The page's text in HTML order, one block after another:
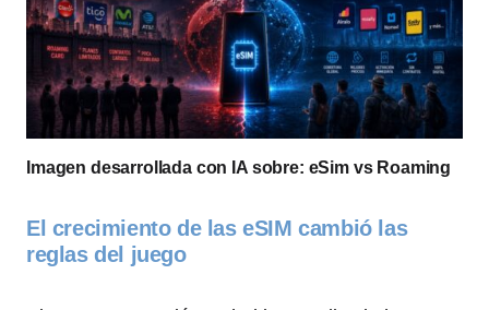
Imagen desarrollada con IA sobre: eSim vs Roaming
El crecimiento de las eSIM cambió las
reglas del juego